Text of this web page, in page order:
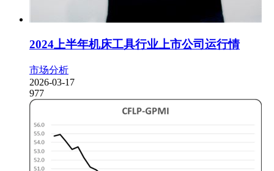
2024上半年机床工具行业上市公司运行情
市场分析
2026-03-17
977